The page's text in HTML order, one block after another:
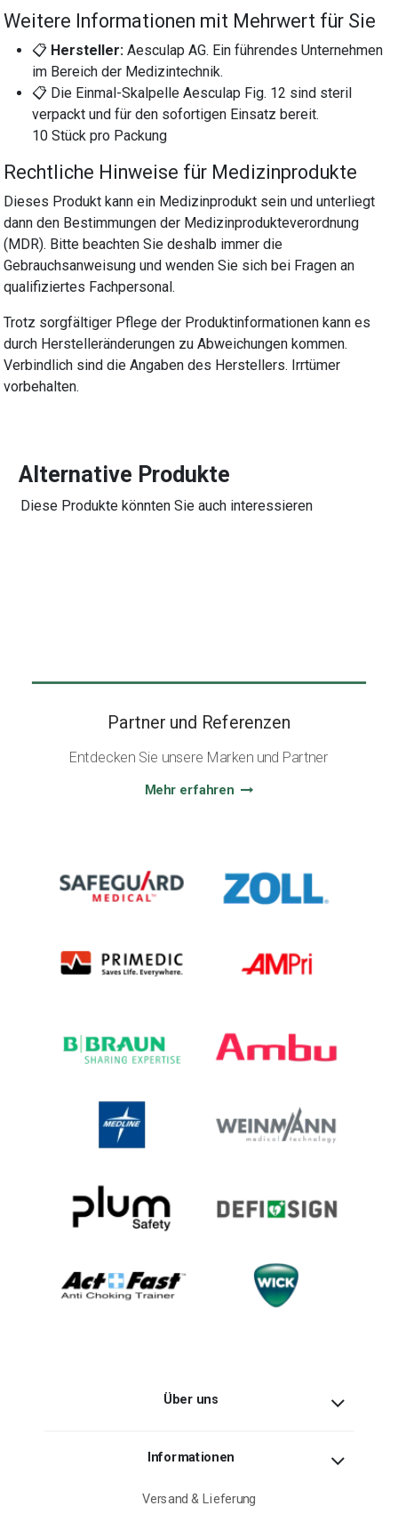
Weitere Informationen mit Mehrwert für Sie
📋 Hersteller: Aesculap AG. Ein führendes Unternehmen
im Bereich der Medizintechnik.
📋 Die Einmal-Skalpelle Aesculap Fig. 12 sind steril
verpackt und für den sofortigen Einsatz bereit.
10 Stück pro Packung
Rechtliche Hinweise für Medizinprodukte
Dieses Produkt kann ein Medizinprodukt sein und unterliegt
dann den Bestimmungen der Medizinprodukteverordnung
(MDR). Bitte beachten Sie deshalb immer die
Gebrauchsanweisung und wenden Sie sich bei Fragen an
qualifiziertes Fachpersonal.
Trotz sorgfältiger Pflege der Produktinformationen kann es
durch Herstelleränderungen zu Abweichungen kommen.
Verbindlich sind die Angaben des Herstellers. Irrtümer
vorbehalten.
Alternative Produkte
Diese Produkte könnten Sie auch interessieren
Partner und Referenzen
Entdecken Sie unsere Marken und Partner
Mehr erfahren
Über uns
Informationen
Versand & Lieferung